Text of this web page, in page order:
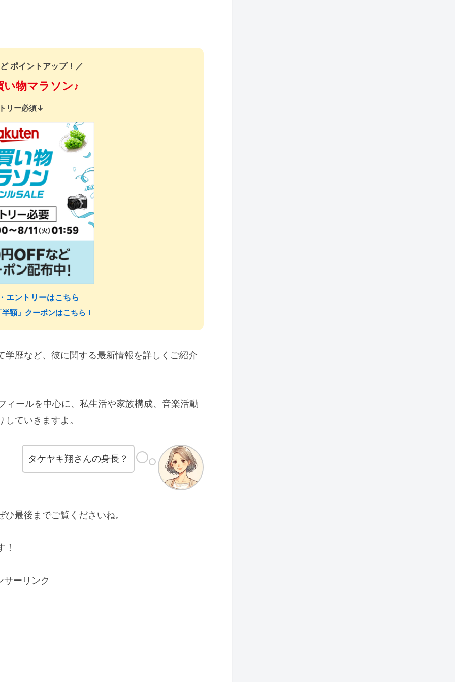
ポイントアップ！／
物マラソン♪
リー必須↓
エントリーはこちら
額」クーポンはこちら！
歴など、彼に関する最新情報を詳しくご紹介
ールを中心に、私生活や家族構成、音楽活動
ていきますよ。
タケヤキ翔さんの身長？
最後までご覧くださいね。
サーリンク